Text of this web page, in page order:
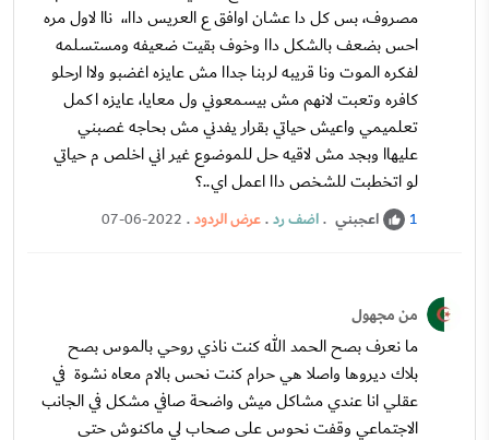
مصروف، بس كل دا عشان اوافق ع العريس داا،، ناا لاول مره
احس بضعف بالشكل داا وخوف بقيت ضعيفه ومستسلمه
لفكره الموت ونا قريبه لربنا جداا مش عايزه اغضبو ولاا ارحلو
كافره وتعبت لانهم مش بيسمعوني ول معايا، عايزه اكمل
تعلميمي واعيش حياتي بقرار يفدني مش بحاجه غصبني
عليهاا وبجد مش لاقيه حل للموضوع غير اني اخلص م حياتي
لو اتخطبت للشخص داا اعمل اي..؟
1 اعجبني .اضف رد.عرض الردود.
07-06-2022
من مجهول
ما نعرف بصح الحمد الله كنت ناذي روحي بالموس بصح
بلاك ديروها واصلا هي حرام كنت نحس بالام معاه نشوة في
عقلي انا عندي مشاكل ميش واضحة صافي مشكل في الجانب
الاجتماعي وقفت نحوس على صحاب لي ماكنوش حتى